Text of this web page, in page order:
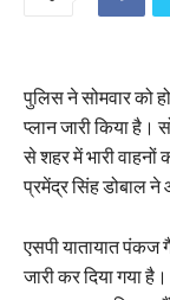
पुलिस ने सोमवार को
प्लान जारी किया है।
से शहर में भारी
प्रमेंद्र सिंह डोबाल ने
एसपी यातायात पंकज
जारी कर दिया गया